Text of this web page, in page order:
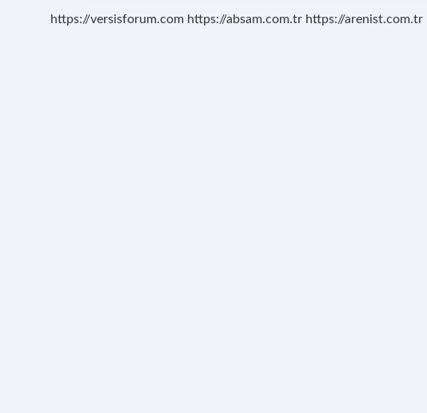
https://versisforum.com https://absam.com.tr https://arenist.com.tr